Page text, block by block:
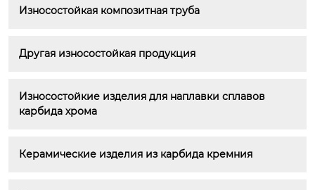
Износостойкая композитная труба
Другая износостойкая продукция
Износостойкие изделия для наплавки сплавов
карбида хрома
Керамические изделия из карбида кремния